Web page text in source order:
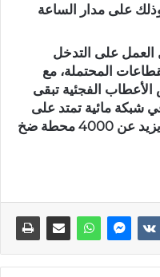
على مدار الساعة
على التدخل
المحتملة، مع
الفجئية تبقى
شبكة مائية تمتد على
أكثر من 60 ألف كيلومتر وتضم ما يزيد عن 4000 محطة ضخ